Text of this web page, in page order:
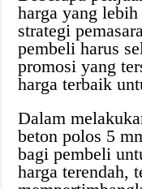
harga yang
strategi
pembeli harus
promosi yang
harga terbaik
Dalam
beton polos 5
bagi pembeli
harga terendah,